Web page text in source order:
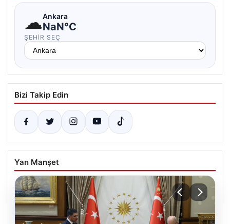
☁Ankara
NaN°C
ŞEHIR SEÇ
Bizi Takip Edin
Yan Manşet